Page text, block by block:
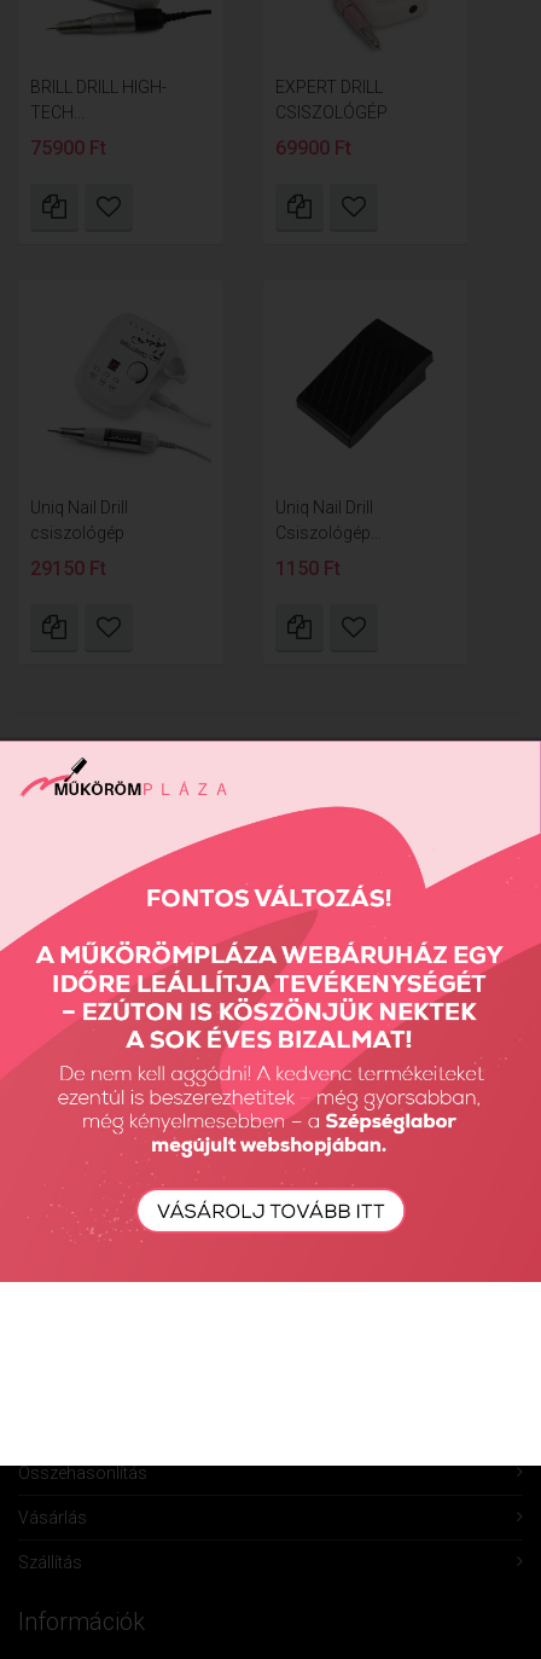
BRILL DRILL HIGH-
TECH...
75900 Ft
EXPERT DRILL
CSISZOLÓGÉP
69900 Ft
Uniq Nail Drill
csiszológép
29150 Ft
Uniq Nail Drill
Csiszológép...
1150 Ft
Találatok: 1 - 4 / 4
Részletes Kereső
Keresés...
Keresés
Fiók Karbantartás
Összehasonlítás
Vásárlás
Szállítás
Információk